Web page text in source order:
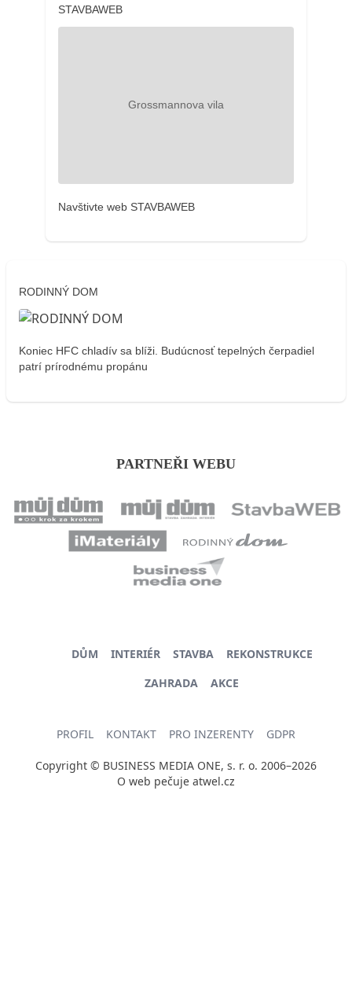
STAVBAWEB
Navštivte web STAVBAWEB
RODINNÝ DOM
Koniec HFC chladív sa blíži. Budúcnosť tepelných čerpadiel
patrí prírodnému propánu
PARTNEŘI WEBU
DŮM INTERIÉR STAVBA
REKONSTRUKCE
ZAHRADA
AKCE
PROFIL KONTAKT PRO INZERENTY GDPR
Copyright © BUSINESS MEDIA ONE, s. r. o. 2006–2026